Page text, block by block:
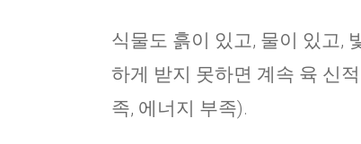
식물도 흙이 있고, 물이 있고,
하게 받지 못하면 계속 육 신
족, 에너지 부족).